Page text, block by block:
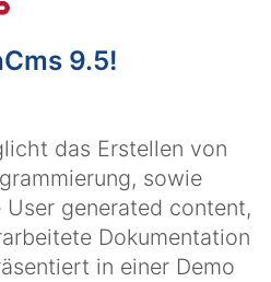
9.5!
das Erstellen von
sowie
User generated content,
Dokumentation
in einer Demo